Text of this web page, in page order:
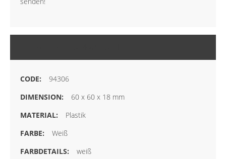
94306
60 x 60 x 18 mm
Plastik
Weiß
weiß